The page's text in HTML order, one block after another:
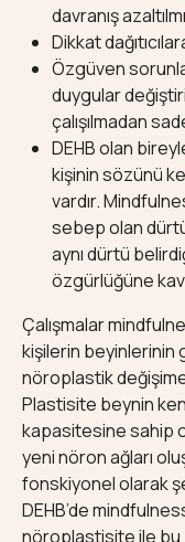
davranış
Dikkat
Özgüven
duygular
çalışılmadan
DEHB olan
kişinin sözünü
vardır.
sebep olan
aynı dürtü
özgürlüğüne
Çalışmalar
kişilerin
nöroplastik
Plastisite beynin
kapasitesine sahip
yeni nöron ağları
fonskiyonel olarak
DEHB’de
nöroplastisite ile bu